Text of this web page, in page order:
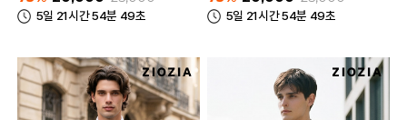
5일 21시간 54분 49초 5일 21시간 54분 49초